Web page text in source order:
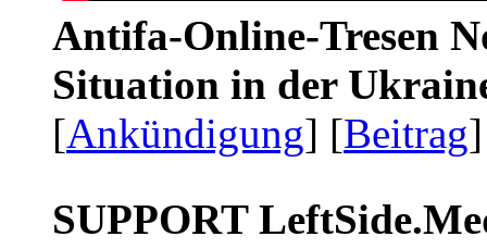
Antifa-Online-Tresen
Situation in der
[Ankündigung] [Beitrag
SUPPORT